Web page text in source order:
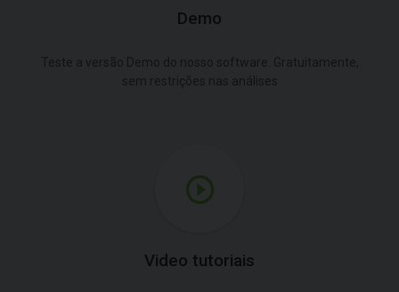
Demo
Video tutoriais